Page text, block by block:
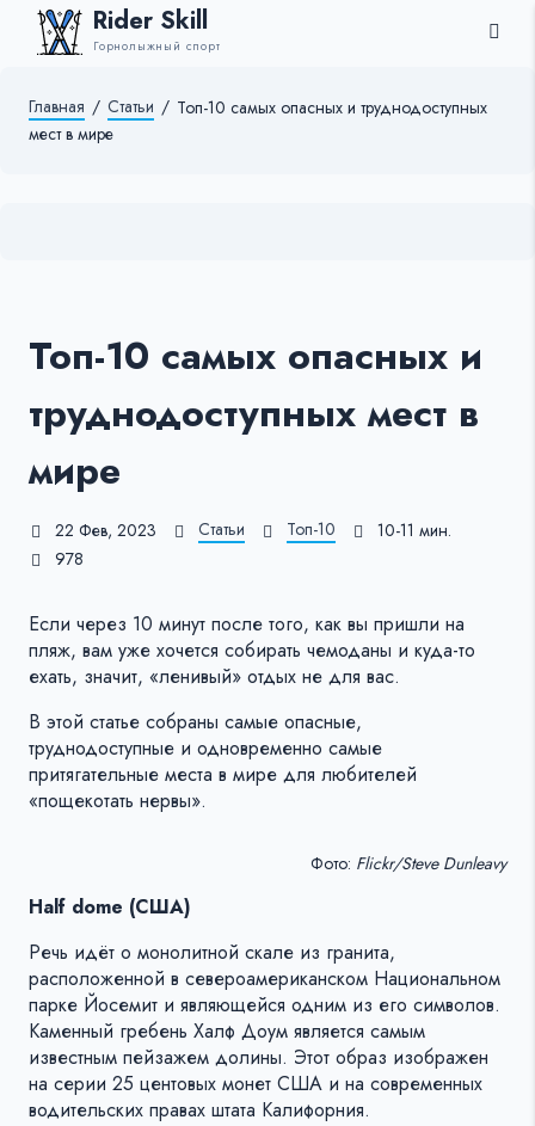
Rider Skill
Горнолыжный спорт
Главная / Статьи / Топ-10 самых опасных и труднодоступных
мест в мире
Топ-10 самых опасных и
труднодоступных мест в
мире
22 Фев, 2023 Статьи Топ-10
10-11 мин.
978
Если через 10 минут после того, как вы пришли на
пляж, вам уже хочется собирать чемоданы и куда-то
ехать, значит, «ленивый» отдых не для вас.
В этой статье собраны самые опасные,
труднодоступные и одновременно самые
притягательные места в мире для любителей
«пощекотать нервы».
Фото: Flickr/Steve Dunleavy
Half dome (США)
Речь идёт о монолитной скале из гранита,
расположенной в североамериканском Национальном
парке Йосемит и являющейся одним из его символов.
Каменный гребень Халф Доум является самым
известным пейзажем долины. Этот образ изображен
на серии 25 центовых монет США и на современных
водительских правах штата Калифорния.